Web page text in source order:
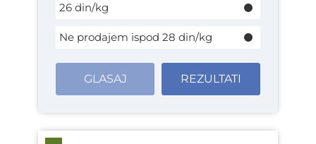
26 din/kg
Ne prodajem ispod 28 din/kg
GLASAJ REZULTATI